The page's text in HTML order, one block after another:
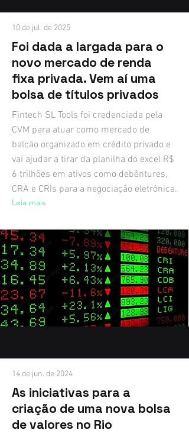
10 de jul. de 2025
Foi dada a largada para o
novo mercado de renda
fixa privada. Vem aí uma
bolsa de títulos privados
Fintech SL Tools foi credenciada pela
CVM para atuar como mercado de
balcão organizado em crédito privado e
vai ajudar a tirar da planilha do excel R$
6 trilhões em ativos como debêntures,
CRA e CRIs para a negociação eletrônica.
Leia mais
14 de jun. de 2024
As iniciativas para a
criação de uma nova bolsa
de valores no Rio